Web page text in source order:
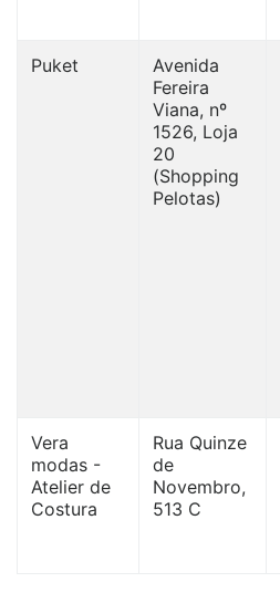
Puket
Avenida
Fereira
Viana, nº
1526, Loja
20
(Shopping
Pelotas)
Vera
modas -
Atelier de
Costura
Rua Quinze
de
Novembro,
513 C